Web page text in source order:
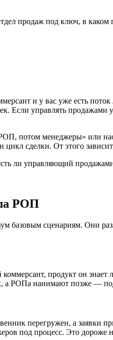
продаж под ключ, в
и у вас уже есть
Если управлять
потом менеджеры» или
сделки. От этого
ли управляющий
РОП
базовым сценариям. Они
продукт он
а РОПа нанимают позже —
перегружен, а заявки
под процесс. Это дороже